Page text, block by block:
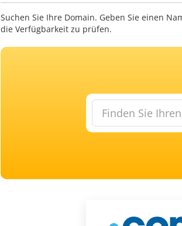
Suchen Sie Ihre Domain. Geben Sie einen
die Verfügbarkeit zu prüfen.